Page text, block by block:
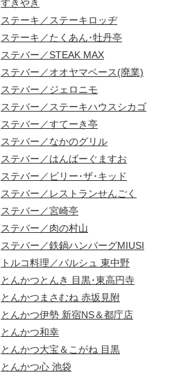
すきやき
ステーキ／ステーキロッヂ
ステーキ／たくあん･牡丹亭
ステバー／STEAK MAX
ステバー／オオヤマベース(廃業)
ステバー／ジェロニモ
ステバー／ステーキハウスシカゴ
ステバー／すてーき亭
ステバー／なかのグリル
ステバー／はんばーぐますお
ステバー／ビリー･ザ･キッド
ステバー／レストランせんごく
ステバー／宮崎亭
ステバー／肉の村山
ステバー／鉄鍋ハンバーグMIUSI
トルコ料理／バルシュ 東中野
とんかつとんき 目黒･東高円寺
とんかつまさむね 赤坂見附
とんかつ伊勢 新宿NS＆都庁店
とんかつ和幸
とんかつ大宝＆こがね 目黒
とんかつ心 池袋